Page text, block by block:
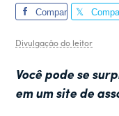
Compar
Divulgação do leitor
Você pode se
em um site de